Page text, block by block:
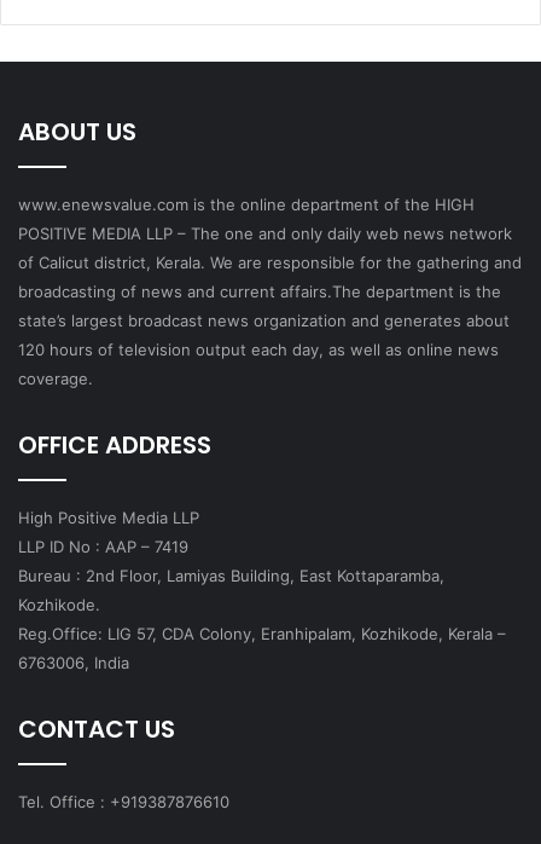
ABOUT US
www.enewsvalue.com is the online department of the HIGH
POSITIVE MEDIA LLP – The one and only daily web news network
of Calicut district, Kerala. We are responsible for the gathering and
broadcasting of news and current affairs.The department is the
state’s largest broadcast news organization and generates about
120 hours of television output each day, as well as online news
coverage.
OFFICE ADDRESS
High Positive Media LLP
LLP ID No : AAP – 7419
Bureau : 2nd Floor, Lamiyas Building, East Kottaparamba,
Kozhikode.
Reg.Office: LIG 57, CDA Colony, Eranhipalam, Kozhikode, Kerala –
6763006, India
CONTACT US
Tel. Office : +919387876610